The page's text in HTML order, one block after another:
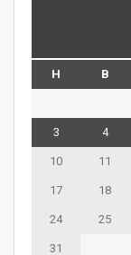
H B
3 4
10 11
17 18
24 25
31